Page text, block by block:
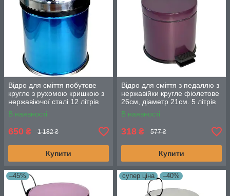
Відро для сміття побутове
кругле з рухомою кришкою з
нержавіючої сталі 12 літрів
В наявності
650 ₴ 1 182 ₴
Купити
Відро для сміття з педаллю з
нержавійки кругле фіолетове
26см, діаметр 21см. 5 літрів
В наявності
318 ₴ 577 ₴
Купити
–45% супер ціна –40%